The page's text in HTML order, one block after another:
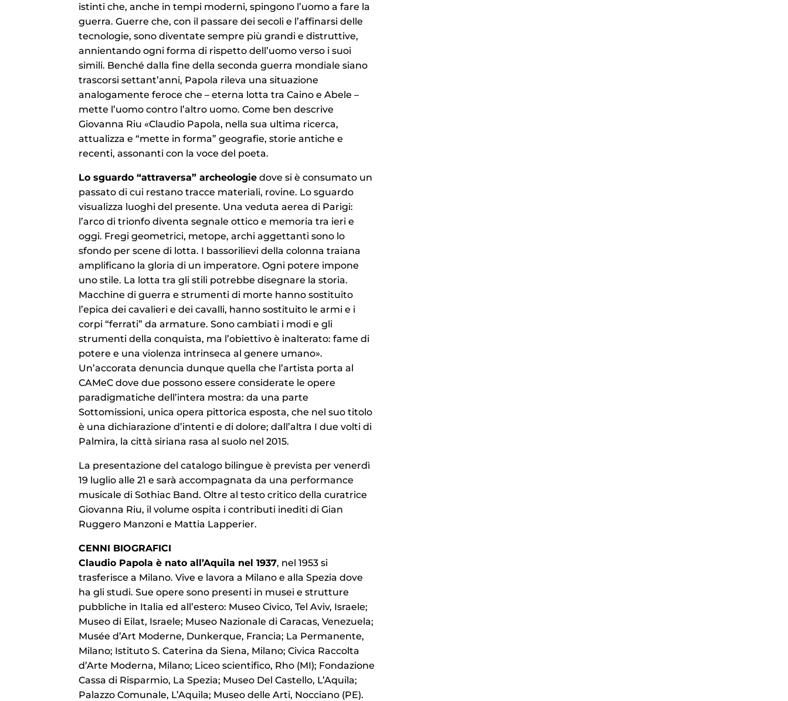
istinti che, anche in tempi moderni, spingono l’uomo a fare la
guerra. Guerre che, con il passare dei secoli e l’affinarsi delle
tecnologie, sono diventate sempre più grandi e distruttive,
annientando ogni forma di rispetto dell’uomo verso i suoi
simili. Benché dalla fine della seconda guerra mondiale siano
trascorsi settant’anni, Papola rileva una situazione
analogamente feroce che – eterna lotta tra Caino e Abele –
mette l’uomo contro l’altro uomo. Come ben descrive
Giovanna Riu «Claudio Papola, nella sua ultima ricerca,
attualizza e “mette in forma” geografie, storie antiche e
recenti, assonanti con la voce del poeta.
Lo sguardo “attraversa” archeologie dove si è consumato un
passato di cui restano tracce materiali, rovine. Lo sguardo
visualizza luoghi del presente. Una veduta aerea di Parigi:
l’arco di trionfo diventa segnale ottico e memoria tra ieri e
oggi. Fregi geometrici, metope, archi aggettanti sono lo
sfondo per scene di lotta. I bassorilievi della colonna traiana
amplificano la gloria di un imperatore. Ogni potere impone
uno stile. La lotta tra gli stili potrebbe disegnare la storia.
Macchine di guerra e strumenti di morte hanno sostituito
l’epica dei cavalieri e dei cavalli, hanno sostituito le armi e i
corpi “ferrati” da armature. Sono cambiati i modi e gli
strumenti della conquista, ma l’obiettivo è inalterato: fame di
potere e una violenza intrinseca al genere umano».
Un’accorata denuncia dunque quella che l’artista porta al
CAMeC dove due possono essere considerate le opere
paradigmatiche dell’intera mostra: da una parte
Sottomissioni, unica opera pittorica esposta, che nel suo titolo
è una dichiarazione d’intenti e di dolore; dall’altra I due volti di
Palmira, la città siriana rasa al suolo nel 2015.
La presentazione del catalogo bilingue è prevista per venerdì
19 luglio alle 21 e sarà accompagnata da una performance
musicale di Sothiac Band. Oltre al testo critico della curatrice
Giovanna Riu, il volume ospita i contributi inediti di Gian
Ruggero Manzoni e Mattia Lapperier.
CENNI BIOGRAFICI
Claudio Papola è nato all’Aquila nel 1937, nel 1953 si
trasferisce a Milano. Vive e lavora a Milano e alla Spezia dove
ha gli studi. Sue opere sono presenti in musei e strutture
pubbliche in Italia ed all’estero: Museo Civico, Tel Aviv, Israele;
Museo di Eilat, Israele; Museo Nazionale di Caracas, Venezuela;
Musée d’Art Moderne, Dunkerque, Francia; La Permanente,
Milano; Istituto S. Caterina da Siena, Milano; Civica Raccolta
d’Arte Moderna, Milano; Liceo scientifico, Rho (MI); Fondazione
Cassa di Risparmio, La Spezia; Museo Del Castello, L’Aquila;
Palazzo Comunale, L’Aquila; Museo delle Arti, Nocciano (PE).